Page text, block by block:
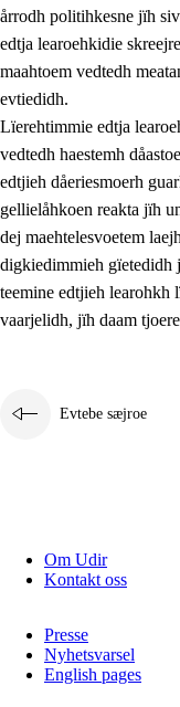
2.3 Vihkeles
2.4 Lïeredh
Dåaresthfaageles
2.5
2.5.1
2.5.2
2.5.3 Monnehke
årrodh politihkesne jïh
edtja learoehkidie
maahtoem vedtedh
evtiedidh.
Lïerehtimmie edtja
vedtedh haestemh
edtjieh dåeriesmoerh
gellielåhkoen reakta jïh
dej maehtelesvoetem
digkiedimmieh gïetedidh
teemine edtjieh learohkh
vaarjelidh, jïh daam
Evtebe sæjroe
Om Udir
Kontakt oss
Presse
Nyhetsvarsel
English pages